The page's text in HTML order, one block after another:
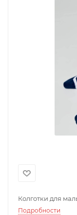
Колготки для
Подробности